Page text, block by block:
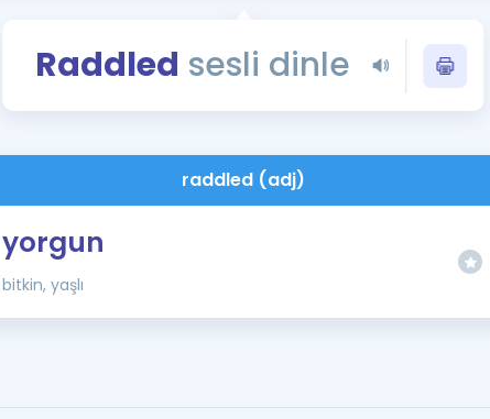
YDS - YÖKDİL
İngilizce Gramer
Raddled sesli dinle
raddled (adj)
yorgun
bitkin, yaşlı